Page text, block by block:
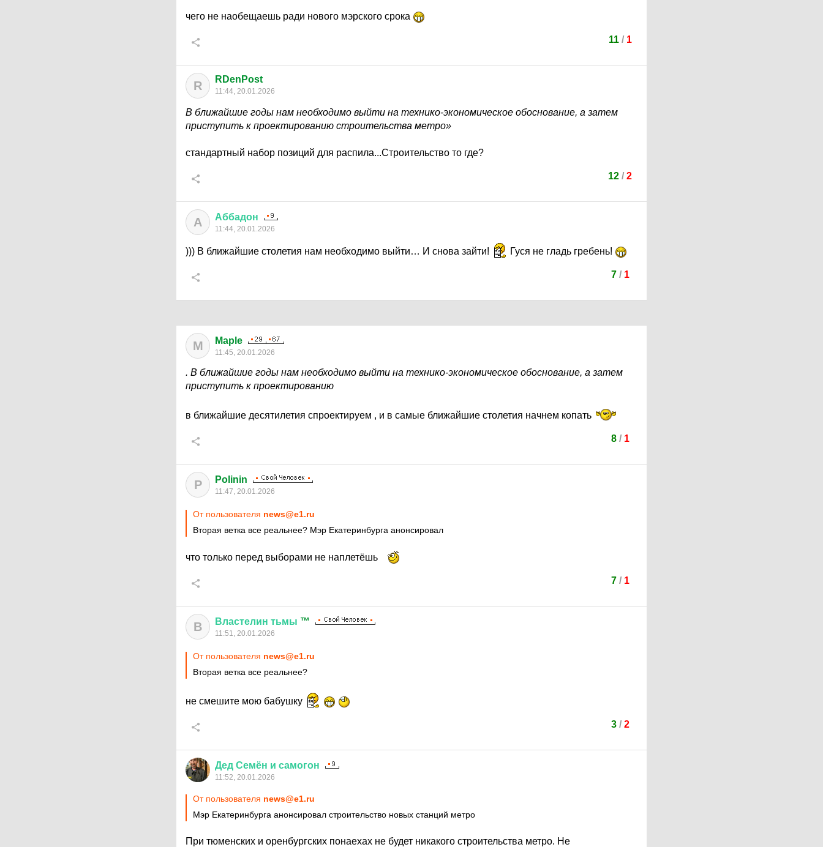
чего не наобещаешь ради нового мэрского срока
11/ 1
R RDenPost
11:44, 20.01.2026
В ближайшие годы нам необходимо выйти на технико-экономическое обоснование, а затем
приступить к проектированию строительства метро»
стандартный набор позиций для распила...Строительство то где?
12 / 2
А Аббадон
11:44, 20.01.2026
))) В ближайшие столетия нам необходимо выйти… И снова зайти! Гуся не гладь гребень!
7/ 1
M Maple
11:45, 20.01.2026
. В ближайшие годы нам необходимо выйти на технико-экономическое обоснование, а затем
приступить к проектированию
в ближайшие десятилетия спроектируем , и в самые ближайшие столетия начнем копать
8/ 1
P Polinin
11:47, 20.01.2026
От пользователя news@e1.ru
Вторая ветка все реальнее? Мэр Екатеринбурга анонсировал
что только перед выборами не наплетёшь
7/ 1
В Властелин тьмы ™
11:51, 20.01.2026
От пользователя news@e1.ru
Вторая ветка все реальнее?
не смешите мою бабушку
3/ 2
Дед Семён и самогон
11:52, 20.01.2026
От пользователя news@e1.ru
Мэр Екатеринбурга анонсировал строительство новых станций метро
При тюменских и оренбургских понаехах не будет никакого строительства метро. Не